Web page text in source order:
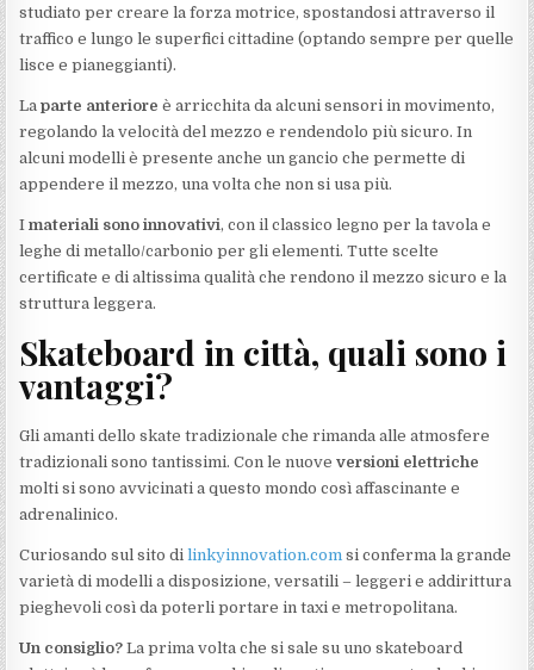
studiato per creare la forza motrice, spostandosi attraverso il
traffico e lungo le superfici cittadine (optando sempre per quelle
lisce e pianeggianti).
Laparte anteriore è arricchita da alcuni sensori in movimento,
regolando la velocità del mezzo e rendendolo più sicuro. In
alcuni modelli è presente anche un gancio che permette di
appendere il mezzo, una volta che non si usa più.
Imateriali sono innovativi, con il classico legno per la tavola e
leghe di metallo/carbonio per gli elementi. Tutte scelte
certificate e di altissima qualità che rendono il mezzo sicuro e la
struttura leggera.
Skateboard in città, quali sono i
vantaggi?
Gli amanti dello skate tradizionale che rimanda alle atmosfere
tradizionali sono tantissimi. Con le nuoveversioni elettriche
molti si sono avvicinati a questo mondo così affascinante e
adrenalinico.
Curiosando sul sito dilinkyinnovation.com si conferma la grande
varietà di modelli a disposizione, versatili – leggeri e addirittura
pieghevoli così da poterli portare in taxi e metropolitana.
Un consiglio? La prima volta che si sale su uno skateboard